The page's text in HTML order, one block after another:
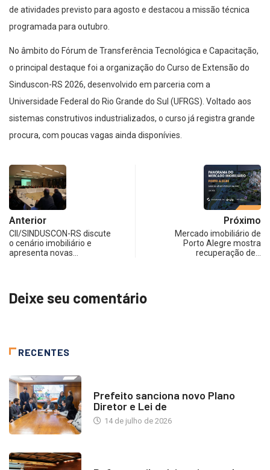
de atividades previsto para agosto e destacou a missão técnica
programada para outubro.
No âmbito do Fórum de Transferência Tecnológica e Capacitação,
o principal destaque foi a organização do Curso de Extensão do
Sinduscon-RS 2026, desenvolvido em parceria com a
Universidade Federal do Rio Grande do Sul (UFRGS). Voltado aos
sistemas construtivos industrializados, o curso já registra grande
procura, com poucas vagas ainda disponívies.
Anterior
CII/SINDUSCON-RS discute
o cenário imobiliário e
apresenta novas…
Próximo
Mercado imobiliário de
Porto Alegre mostra
recuperação de…
Deixe seu comentário
RECENTES
Prefeito sanciona novo Plano
Diretor e Lei de
14 de julho de 2026